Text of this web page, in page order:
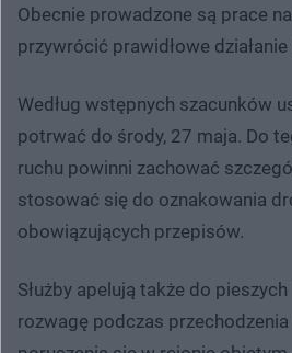
Obecnie prowadzone są prace
przywrócić prawidłowe działanie
Według wstępnych szacunków
potrwać do środy, 27 maja. Do
ruchu powinni zachować
stosować się do oznakowania
obowiązujących przepisów.
Służby apelują także do
rozwagę podczas przechodzenia